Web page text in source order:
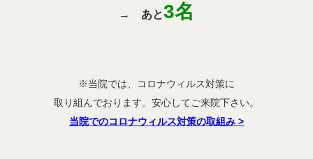
→ あと3名
※当院では、コロナウィルス対策に
取り組んでおります。安心してご来院下さい。
当院でのコロナウィルス対策の取組み >